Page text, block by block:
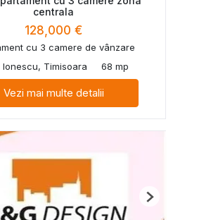
centrala
128,000 €
cu 3 camere de vânzare
Ionescu, Timisoara
68 mp
Vezi mai multe detalii
Next